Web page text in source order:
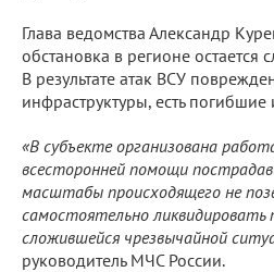
Глава ведомства Александр
обстановка в регионе
В результате атак ВСУ
инфраструктуры, есть
«В субъекте организована
всесторонней помощи
масштабы происходящего не
самостоятельно ликвидировать
сложившейся чрезвычайной
руководитель МЧС России.